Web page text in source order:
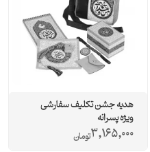
هدیه جشن تکلیف سفارشی
ویژه پسرانه
3,165,000تومان